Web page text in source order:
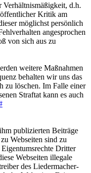
Verhältnismäßigkeit, d.h.
Kritik am
möglichst persönlich
angesprochen
von sich aus zu
weitere Maßnahmen
behalten wir uns das
zu löschen. Im Falle einer
Straftat kann es auch
publizierten Beiträge
Webseiten sind zu
Dritter
Webseiten illegale
des Liedermacher-